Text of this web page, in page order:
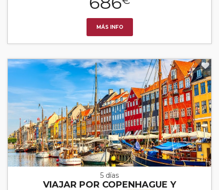
MÁS INFO
5 días
VIAJAR POR COPENHAGUE Y